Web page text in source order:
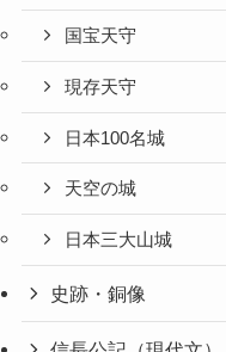
国宝天守
現存天守
日本100名城
天空の城
日本三大山城
史跡・銅像